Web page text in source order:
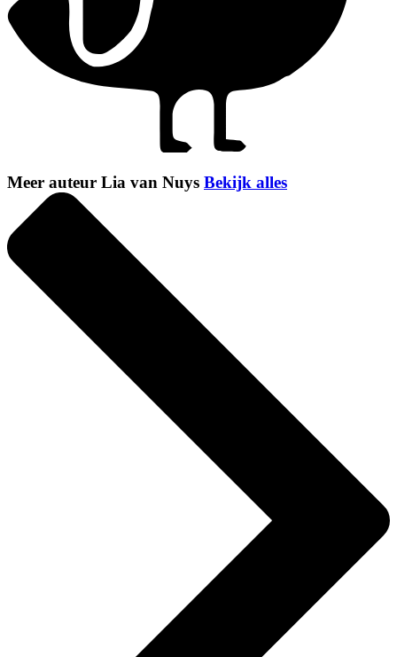
Meer auteur Lia van Nuys Bekijk alles